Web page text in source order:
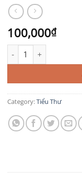
100,000₫
TIT75 quantity
Category:Tiểu Thư